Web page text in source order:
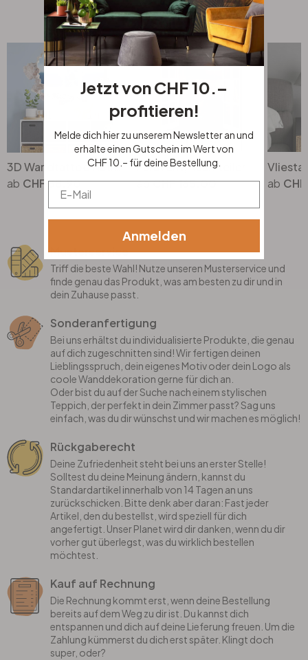
Top Seller
3D Wandtattoo National Geographic Frecher Eisbär
CHF 38.90
CHF 165.00
Musterservice
Triff die beste Wahl! Nutze unseren Musterservice und
finde genau das Produkt, was am besten zu dir und in
dein Zuhause passt.
Sonderanfertigung
Bei uns erhältst du individualisierte Produkte, die genau
auf dich zugeschnitten sind! Wir fertigen deinen
Lieblingsspruch, dein eigenes Motiv oder dein Logo als
coole Wanddekoration gerne für dich an.
Oder bist du auf der Suche nach einem stylischen
Teppich, der perfekt in dein Zimmer passt? Sag uns
einfach, was du dir wünschst und wir machen es möglich!
Rückgaberecht
Deine Zufriedenheit steht bei uns an erster Stelle!
Solltest du deine Meinung ändern, kannst du
Standardartikel innerhalb von 14 Tagen an uns
zurückschicken. Bitte denk aber daran: Fast jeder
Artikel, den du bestellst, wird speziell für dich
angefertigt. Unser Planet wird dir danken, wenn du dir
vorher gut überlegst, was du wirklich bestellen
möchtest.
Kauf auf Rechnung
Die Rechnung kommt erst, wenn deine Bestellung
bereits auf dem Weg zu dir ist. Du kannst dich
entspannen und dich auf deine Lieferung freuen. Um die
Zahlung kümmerst du dich erst später. Klingt doch
super, oder?
Jetzt von CHF 10.–
profitieren!
Melde dich hier zu unserem Newsletter an und
erhalte einen Gutschein im Wert von
CHF 10.– für deine Bestellung.
Email
Anmelden